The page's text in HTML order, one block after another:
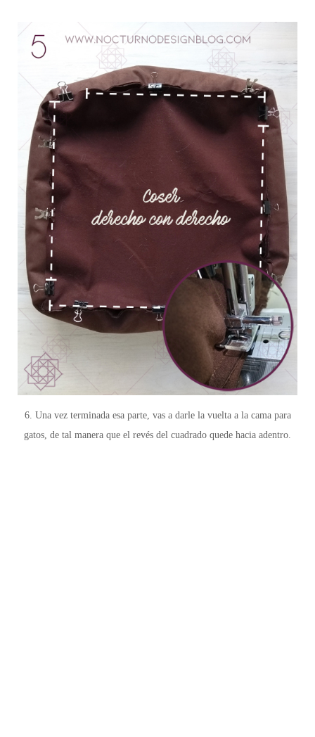
6. Una vez terminada esa parte, vas a darle la vuelta a la cama para
gatos, de tal manera que el revés del cuadrado quede hacia adentro.